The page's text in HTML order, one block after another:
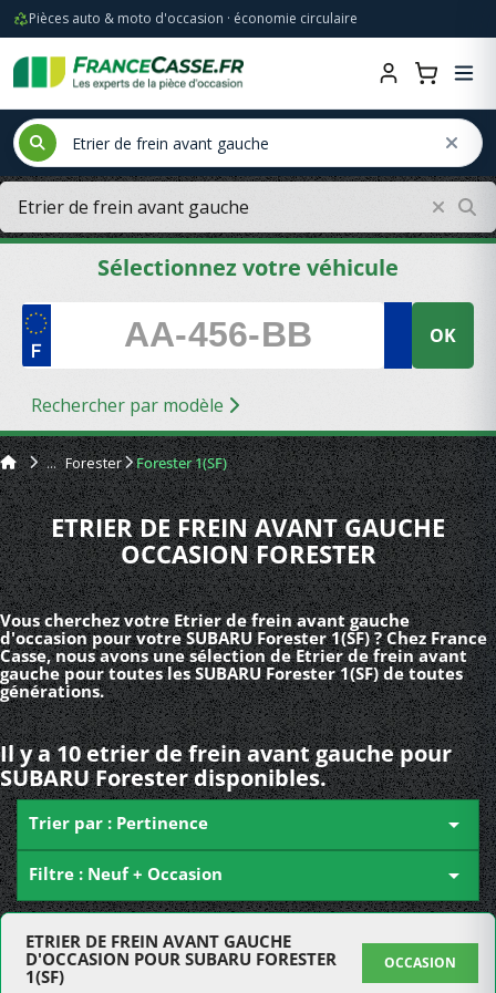
Pièces auto & moto d'occasion · économie circulaire
Sélectionnez votre véhicule
OK
Rechercher par modèle
Forester Forester 1(SF)
ETRIER DE FREIN AVANT GAUCHE
OCCASION FORESTER
Vous cherchez votre Etrier de frein avant gauche
d'occasion pour votre SUBARU Forester 1(SF) ? Chez France
Casse, nous avons une sélection de Etrier de frein avant
gauche pour toutes les SUBARU Forester 1(SF) de toutes
générations.
Il y a 10 etrier de frein avant gauche pour
SUBARU Forester disponibles.
Trier par : Pertinence 
Filtre : Neuf + Occasion 
ETRIER DE FREIN AVANT GAUCHE
D'OCCASION POUR SUBARU FORESTER
1(SF)
OCCASION